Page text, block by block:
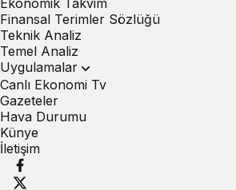
Ekonomik Takvim
Finansal Terimler Sözlüğü
Teknik Analiz
Temel Analiz
Uygulamalar
Canlı Ekonomi Tv
Gazeteler
Hava Durumu
Künye
İletişim